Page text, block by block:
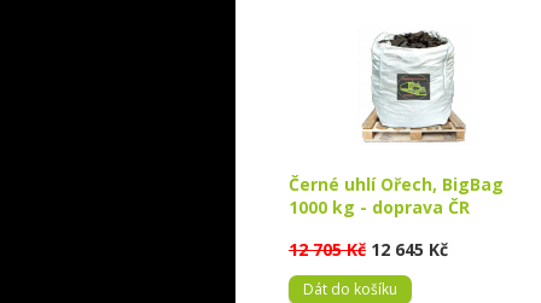
Černé uhlí Ořech, BigBag
1000 kg - doprava ČR
12 705 Kč 12 645 Kč
Dát do košíku